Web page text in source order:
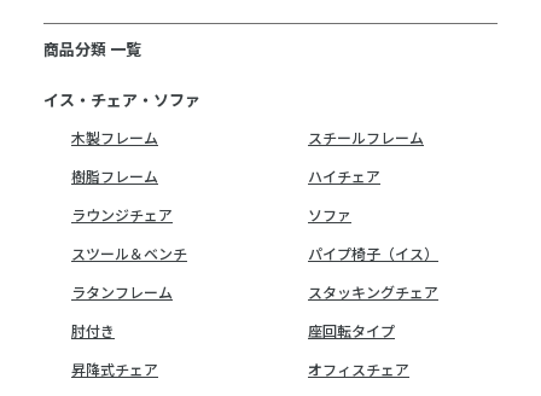
商品分類 一覧
イス・チェア・ソファ
木製フレーム
スチールフレーム
樹脂フレーム
ハイチェア
ラウンジチェア
ソファ
スツール＆ベンチ
パイプ椅子（イス）
ラタンフレーム
スタッキングチェア
肘付き
座回転タイプ
昇降式チェア
オフィスチェア